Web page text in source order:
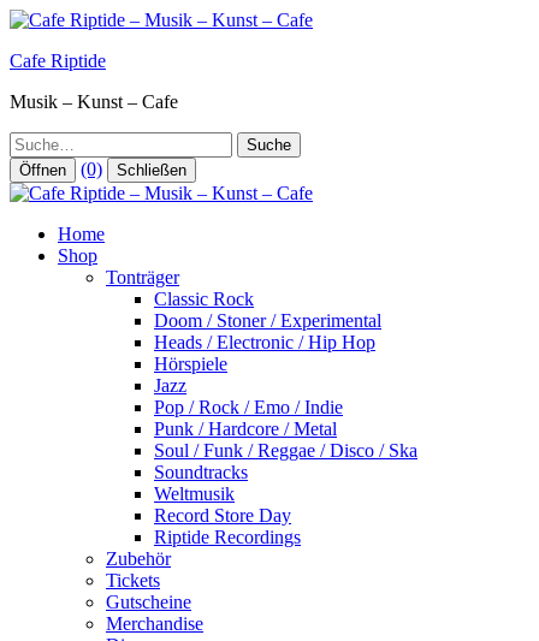
Zum
springen
Cafe Riptide
Musik – Kunst – Cafe
Suche
Öffnen (0) Schließen
Home
Shop
Tonträger
Classic Rock
Doom / Stoner / Experimental
Heads / Electronic / Hip Hop
Hörspiele
Jazz
Pop / Rock / Emo / Indie
Punk / Hardcore / Metal
Soul / Funk / Reggae / Disco / Ska
Soundtracks
Weltmusik
Record Store Day
Riptide Recordings
Zubehör
Tickets
Gutscheine
Merchandise